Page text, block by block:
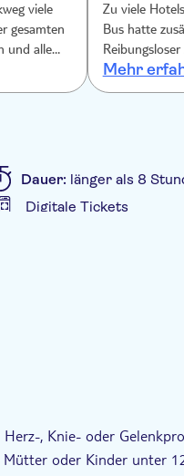
viele
gesamten
und alles
sollte.
Zu viele
Bus hatte
Top
Mehr
Dauer: länger als 8
Digitale Tickets
, Knie- oder
oder Kinder unter